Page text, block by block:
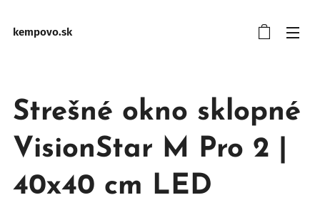
kempovo.sk
Strešné okno sklopné
VisionStar M Pro 2 |
40x40 cm LED